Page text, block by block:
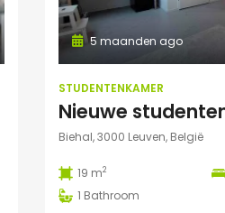
5 maanden ago
STUDENTENKAMER
Biehal, 3000 Leuven, België
19 m2
1 Bathroom